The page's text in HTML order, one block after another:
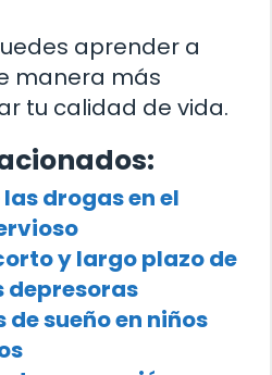
aprender a
manera más
tu calidad de vida.
drogas en el
y largo plazo de
depresoras
de sueño en niños